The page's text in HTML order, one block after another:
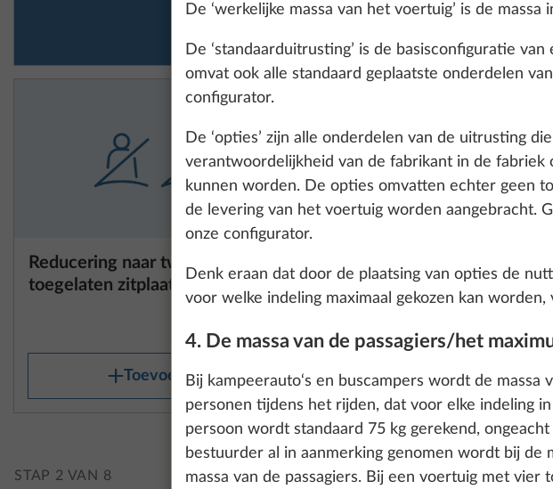
improve our communication with
data for statistics and marketing only
all". You can revoke your consent at
information about cookies and
Reducering naar twee
toegelaten zitplaatsen 2
0,0 kg
Toevoegen
Reducering naar drie
zitplaatsen2
Toevoegen
STAP 2 VAN 8
De ‘werkelijke massa van het voertuig’ is de
De ‘standaarduitrusting’ is de basisconfiguratie
omvat ook alle standaard geplaatste onderdelen
configurator.
De ‘opties’ zijn alle onderdelen van de uitrusting
verantwoordelijkheid van de fabrikant in de
kunnen worden. De opties omvatten echter geen
de levering van het voertuig worden aangebracht.
onze configurator.
Denk eraan dat door de plaatsing van opties de
voor welke indeling maximaal gekozen kan
4. De massa van de passagiers/het
Bij kampeerauto‘s en buscampers wordt de massa
personen tijdens het rijden, dat voor elke indeling
persoon wordt standaard 75 kg gerekend,
bestuurder al in aanmerking genomen wordt bij
massa van de passagiers. Bij een voertuig met